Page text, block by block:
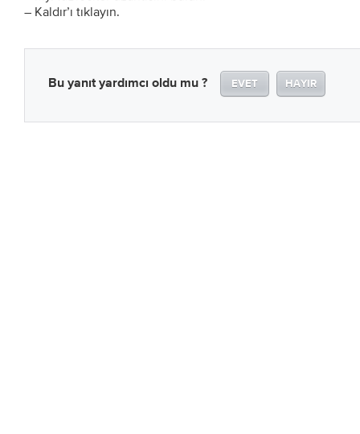
– Kaldır’ı tıklayın.
Bu yanıt yardımcı oldu mu ? EVET HAYIR